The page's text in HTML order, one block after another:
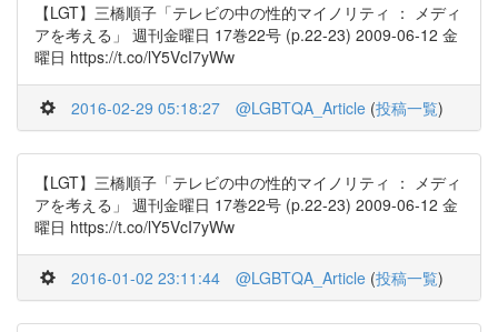
【LGT】三橋順子「テレビの中の性的マイノリティ ： メディ
アを考える」 週刊金曜日 17巻22号 (p.22-23) 2009-06-12 金
曜日 https://t.co/lY5VcI7yWw
2016-02-29 05:18:27 @LGBTQA_Article (投稿一覧)
【LGT】三橋順子「テレビの中の性的マイノリティ ： メディ
アを考える」 週刊金曜日 17巻22号 (p.22-23) 2009-06-12 金
曜日 https://t.co/lY5VcI7yWw
2016-01-02 23:11:44 @LGBTQA_Article (投稿一覧)